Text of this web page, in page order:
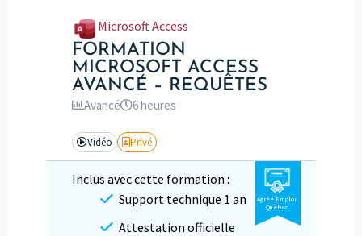
Microsoft Access
FORMATION
MICROSOFT ACCESS
AVANCÉ – REQUÊTES
Avancé 6 heures
Vidéo Privé
Inclus avec cette formation :
Support technique 1 an
Attestation officielle
Agréé Emploi
Québec